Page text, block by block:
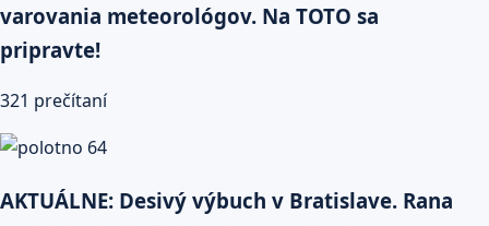
varovania meteorológov. Na TOTO sa
pripravte!
321 prečítaní
AKTUÁLNE: Desivý výbuch v Bratislave. Rana